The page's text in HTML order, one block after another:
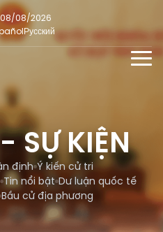
08/2026
Русский
SỰ KIỆN
định Ý kiến cử tri
Tin nổi bật Dư luận quốc tế
Bầu cử địa phương